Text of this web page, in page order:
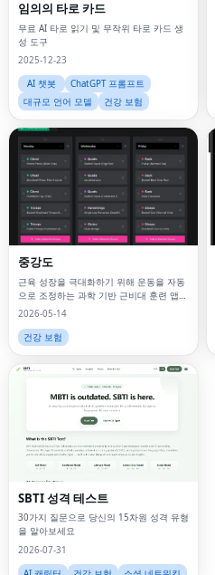
임의의 타로 카드
무료 AI 타로 읽기 및 무작위 타로 카드 생
성 도구
2025-12-23
AI 챗봇
ChatGPT 프롬프트
대규모 언어 모델
건강 보험
중강도
근육 성장을 극대화하기 위해 운동을 자동
으로 조정하는 과학 기반 근비대 훈련 앱입
니다.
2026-05-14
건강 보험
SBTI 성격 테스트
30가지 질문으로 당신의 15차원 성격 유형
을 알아보세요
2026-07-31